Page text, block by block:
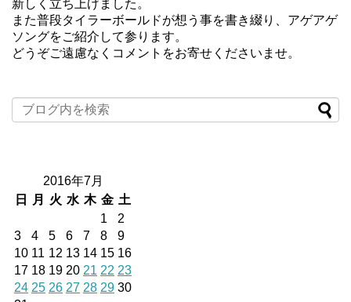
新しく立ち上げました。
また普段タイラーボールドが想う事を書き綴り、アゲアゲ
ソングをご紹介して参ります。
どうぞご遠慮なくコメントをお寄せくださいませ。
2016年7月
日
月 火 水 木 金 土
1
2
3
4 5 6 7 8
9
10 11 12 13 14 15 16
17 18 19 20 21 22 23
24 25 26 27 28 29 30